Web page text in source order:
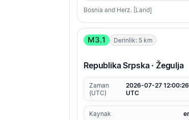
Bosnia and Herz. [Land]
M3.1 Derinlik: 5 km
Republika Srpska · Žegulja
Zaman
(UTC)
2026-07-27 12:00:26
UTC
Kaynak